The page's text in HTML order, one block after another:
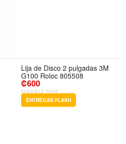
Lija de Disco 2 pulgadas 3M
G100 Roloc 805508
₡600
ELEGIBLE PARA
ENTREGAS FLASH